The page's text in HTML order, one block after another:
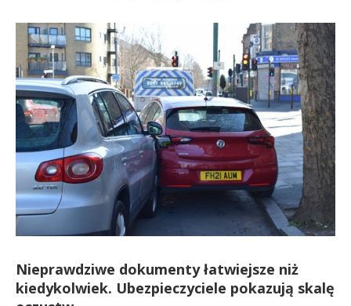
Nieprawdziwe dokumenty łatwiejsze niż
kiedykolwiek. Ubezpieczyciele pokazują skalę